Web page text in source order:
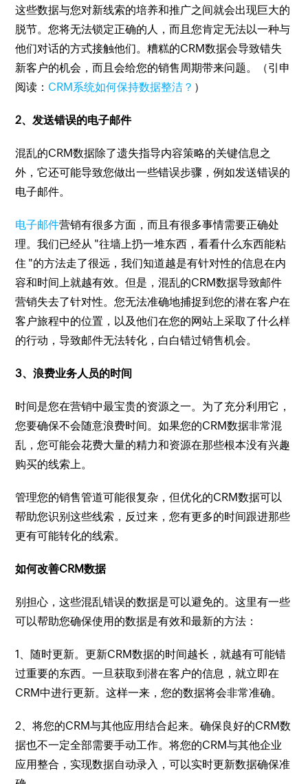
这些数据与您对新线索的培养和推广之间就会出现巨大的
脱节。您将无法锁定正确的人，而且您肯定无法以一种与
他们对话的方式接触他们。糟糕的CRM数据会导致错失
新客户的机会，而且会给您的销售周期带来问题。（引申
阅读： CRM系统如何保持数据整洁？ ）
2、发送错误的电子邮件
混乱的CRM数据除了遗失指导内容策略的关键信息之
外，它还可能导致您做出一些错误步骤，例如发送错误的
电子邮件。
电子邮件营销有很多方面，而且有很多事情需要正确处
理。我们已经从 "往墙上扔一堆东西，看看什么东西能粘
住 "的方法走了很远，我们知道越是有针对性的信息在内
容和时间上就越有效。但是，混乱的CRM数据导致邮件
营销失去了针对性。您无法准确地捕捉到您的潜在客户在
客户旅程中的位置，以及他们在您的网站上采取了什么样
的行动，导致邮件无法转化，白白错过销售机会。
3、浪费业务人员的时间
时间是您在营销中最宝贵的资源之一。为了充分利用它，
您要确保不会随意浪费时间。如果您的CRM数据非常混
乱，您可能会花费大量的精力和资源在那些根本没有兴趣
购买的线索上。
管理您的销售管道可能很复杂，但优化的CRM数据可以
帮助您识别这些线索，反过来，您有更多的时间跟进那些
更有可能转化的线索。
如何改善CRM数据
别担心，这些混乱错误的数据是可以避免的。这里有一些
可以帮助您确保使用的数据是有效和最新的方法：
1、随时更新。更新CRM数据的时间越长，就越有可能错
过重要的东西。一旦获取到潜在客户的信息，就立即在
CRM中进行更新。这样一来，您的数据将会非常准确。
2、将您的CRM与其他应用结合起来。确保良好的CRM数
据也不一定全部需要手动工作。将您的CRM与其他企业
应用整合，实现数据自动录入，可以实时更新数据确保准